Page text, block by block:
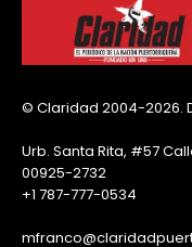
© Claridad 2004-2026.
Urb. Santa Rita, #57
00925-2732
+1 787-777-0534